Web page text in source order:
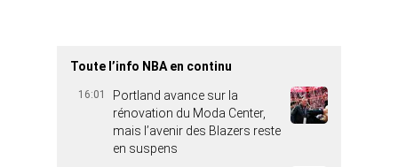
Toute l’info NBA en continu
16:01
Portland avance sur la
rénovation du Moda Center,
mais l’avenir des Blazers reste
en suspens